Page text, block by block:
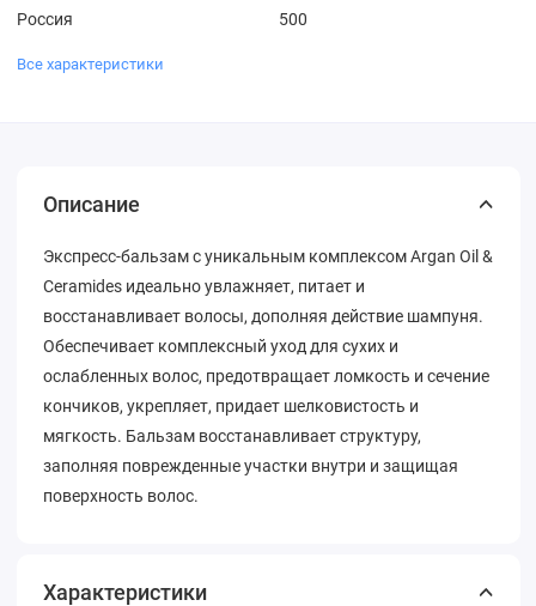
Россия 500
Все характеристики
Описание
Экспресс-бальзам с уникальным комплексом Argan Oil &
Ceramides идеально увлажняет, питает и
восстанавливает волосы, дополняя действие шампуня.
Обеспечивает комплексный уход для сухих и
ослабленных волос, предотвращает ломкость и сечение
кончиков, укрепляет, придает шелковистость и
мягкость. Бальзам восстанавливает структуру,
заполняя поврежденные участки внутри и защищая
поверхность волос.
Характеристики